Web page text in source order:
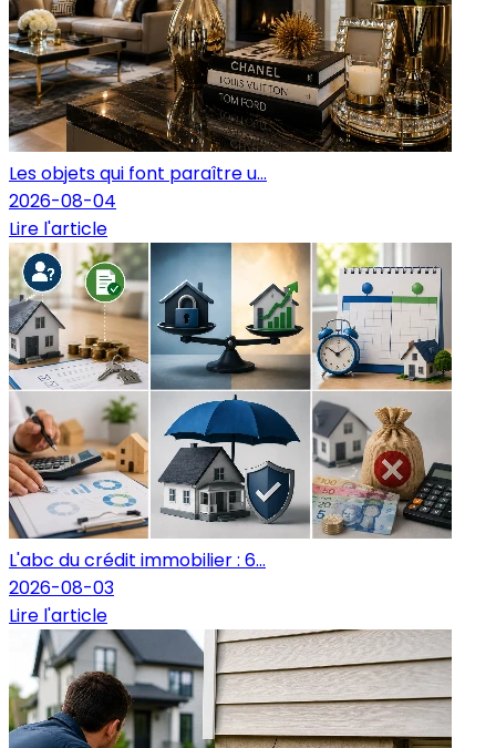
Les objets qui font paraître u...
2026-08-04
Lire l'article
L'abc du crédit immobilier : 6...
2026-08-03
Lire l'article